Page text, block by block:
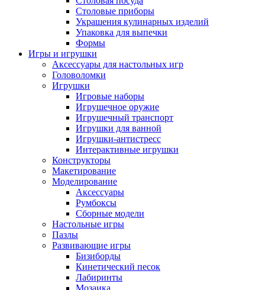
Столовые приборы
Украшения кулинарных изделий
Упаковка для выпечки
Формы
Игры и игрушки
Аксессуары для настольных игр
Головоломки
Игрушки
Игровые наборы
Игрушечное оружие
Игрушечный транспорт
Игрушки для ванной
Игрушки-антистресс
Интерактивные игрушки
Конструкторы
Макетирование
Моделирование
Аксессуары
Румбоксы
Сборные модели
Настольные игры
Пазлы
Развивающие игры
Бизиборды
Кинетический песок
Лабиринты
Мозаика